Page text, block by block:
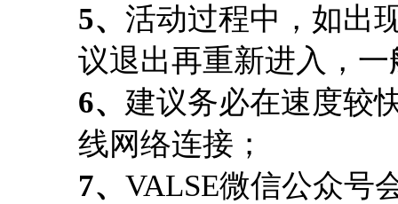
5、 活动过程中，如出
议退出再重新进入，
6、 建议务必在速度较
线网络连接；
7、 VALSE微信公众号